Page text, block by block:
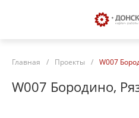
Главная / Проекты / W007
W007 Бородино,